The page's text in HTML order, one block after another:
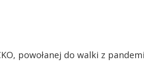
powołanej do walki z